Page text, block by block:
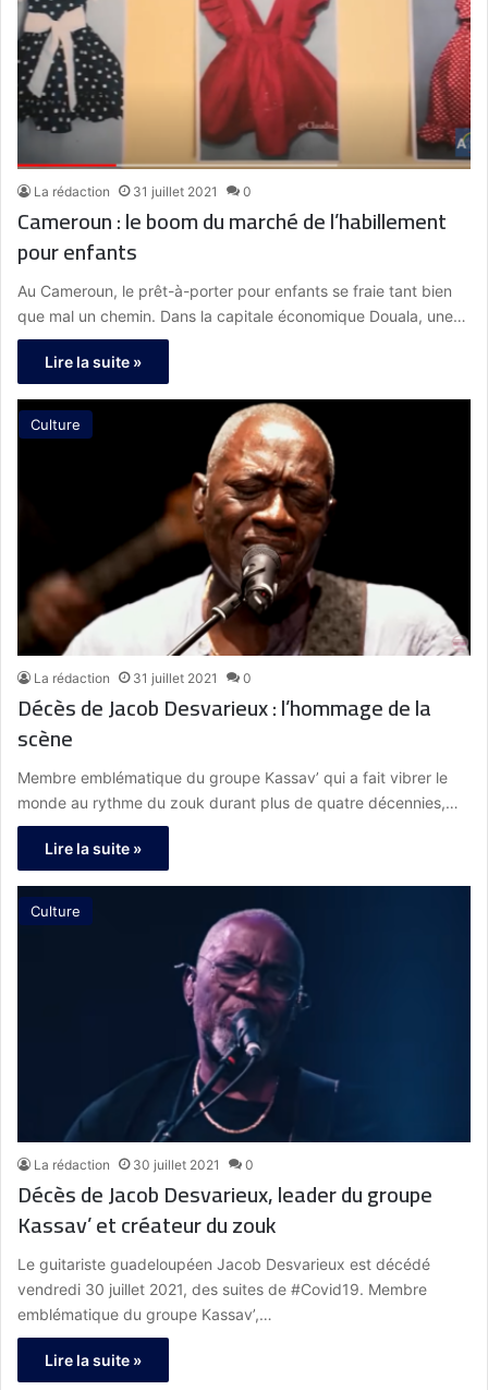
La rédaction 31 juillet 2021 0
Cameroun : le boom du marché de l’habillement
pour enfants
Au Cameroun, le prêt-à-porter pour enfants se fraie tant bien
que mal un chemin. Dans la capitale économique Douala, une…
Lire la suite »
Culture
La rédaction 31 juillet 2021 0
Décès de Jacob Desvarieux : l’hommage de la
scène
Membre emblématique du groupe Kassav’ qui a fait vibrer le
monde au rythme du zouk durant plus de quatre décennies,…
Lire la suite »
Culture
La rédaction 30 juillet 2021 0
Décès de Jacob Desvarieux, leader du groupe
Kassav’ et créateur du zouk
Le guitariste guadeloupéen Jacob Desvarieux est décédé
vendredi 30 juillet 2021, des suites de #Covid19. Membre
emblématique du groupe Kassav’,…
Lire la suite »